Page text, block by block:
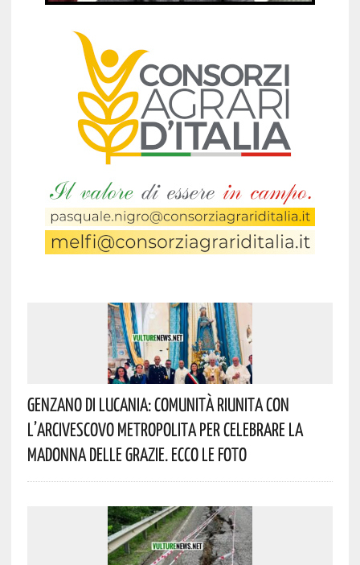
Genzano Di Lucania: Comunità Riunita Con
L’Arcivescovo Metropolita Per Celebrare La
Madonna Delle Grazie. Ecco Le Foto